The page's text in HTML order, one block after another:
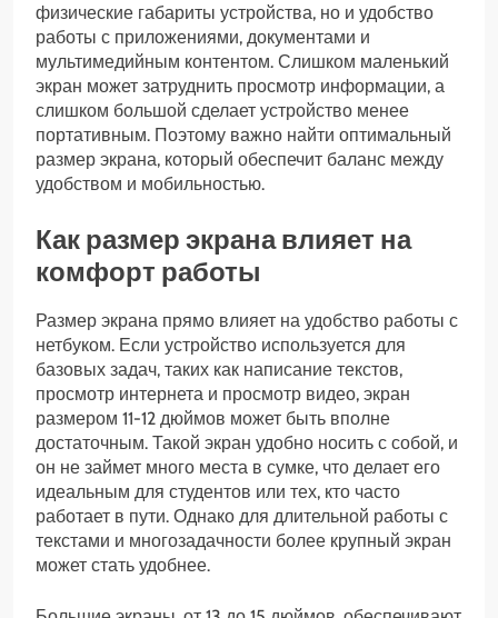
физические габариты устройства, но и удобство
работы с приложениями, документами и
мультимедийным контентом. Слишком маленький
экран может затруднить просмотр информации, а
слишком большой сделает устройство менее
портативным. Поэтому важно найти оптимальный
размер экрана, который обеспечит баланс между
удобством и мобильностью.
Как размер экрана влияет на
комфорт работы
Размер экрана прямо влияет на удобство работы с
нетбуком. Если устройство используется для
базовых задач, таких как написание текстов,
просмотр интернета и просмотр видео, экран
размером 11-12 дюймов может быть вполне
достаточным. Такой экран удобно носить с собой, и
он не займет много места в сумке, что делает его
идеальным для студентов или тех, кто часто
работает в пути. Однако для длительной работы с
текстами и многозадачности более крупный экран
может стать удобнее.